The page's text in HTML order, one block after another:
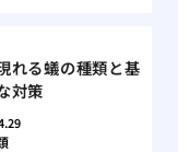
れる蟻の種類と基
対策